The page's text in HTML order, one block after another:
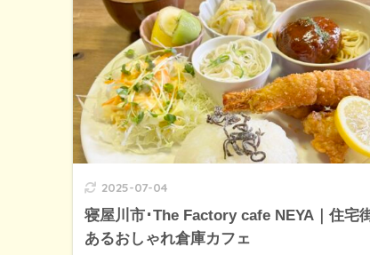
2025-07-04
寝屋川市･The Factory cafe NEYA｜住宅
あるおしゃれ倉庫カフェ